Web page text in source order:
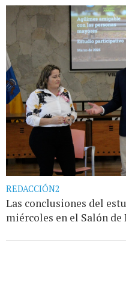
REDACCIÓN2
Las conclusiones del
miércoles en el Salón de